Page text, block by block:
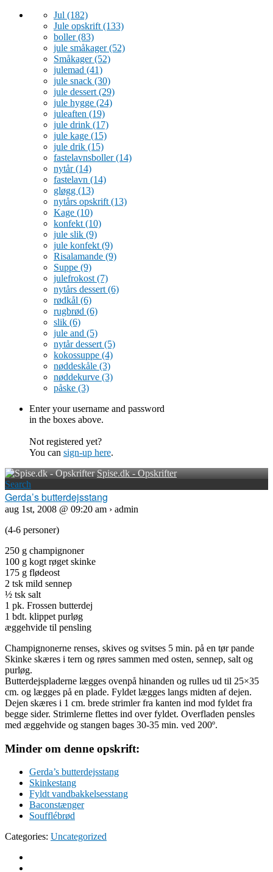
Jul (182)
Jule opskrift (133)
boller(83)
jule småkager(52)
Småkager(52)
julemad (41)
jule snack (30)
jule dessert (29)
jule hygge (24)
juleaften (19)
jule drink (17)
jule kage (15)
jule drik (15)
fastelavnsboller(14)
nytår(14)
fastelavn (14)
gløgg (13)
nytårs opskrift (13)
Kage (10)
konfekt (10)
jule slik (9)
jule konfekt (9)
Risalamande (9)
Suppe (9)
julefrokost (7)
nytårs dessert (6)
rødkål (6)
rugbrød (6)
slik (6)
jule and (5)
nytår dessert (5)
kokossuppe (4)
nøddeskåle (3)
nøddekurve (3)
påske (3)
Enter your username and password
in the boxes above.
Not registered yet?
You can sign-up here.
Spise.dk - Opskrifter
Search
Gerda’s butterdejsstang
aug 1st, 2008 @ 09:20 am › admin
(4-6 personer)
250 g champignoner
100 g kogt røget skinke
175 g flødeost
2 tsk mild sennep
½ tsk salt
1 pk. Frossen butterdej
1 bdt. klippet purløg
æggehvide til pensling
Champignonerne renses, skives og svitses 5 min. på en tør pande
Skinke skæres i tern og røres sammen med osten, sennep, salt og
purløg.
Butterdejspladerne lægges ovenpå hinanden og rulles ud til 25×35
cm. og lægges på en plade. Fyldet lægges langs midten af dejen.
Dejen skæres i 1 cm. brede strimler fra kanten ind mod fyldet fra
begge sider. Strimlerne flettes ind over fyldet. Overfladen pensles
med æggehvide og stangen bages 30-35 min. ved 200º.
Minder om denne opskrift:
Gerda’s butterdejsstang
Skinkestang
Fyldt vandbakkelsesstang
Baconstænger
Soufflébrød
Categories: Uncategorized